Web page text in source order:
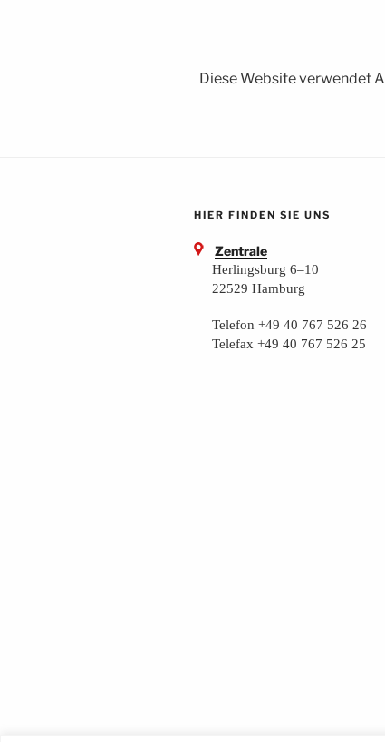
Diese Website verwendet
HIER FINDEN SIE UNS
Zentrale
Herlingsburg 6–10
22529 Hamburg
Telefon +49 40 767 526 26
Telefax +49 40 767 526 25